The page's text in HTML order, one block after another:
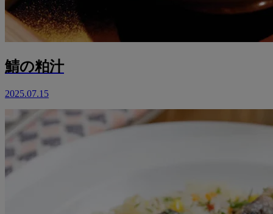
鯖の粕汁
2025.07.15